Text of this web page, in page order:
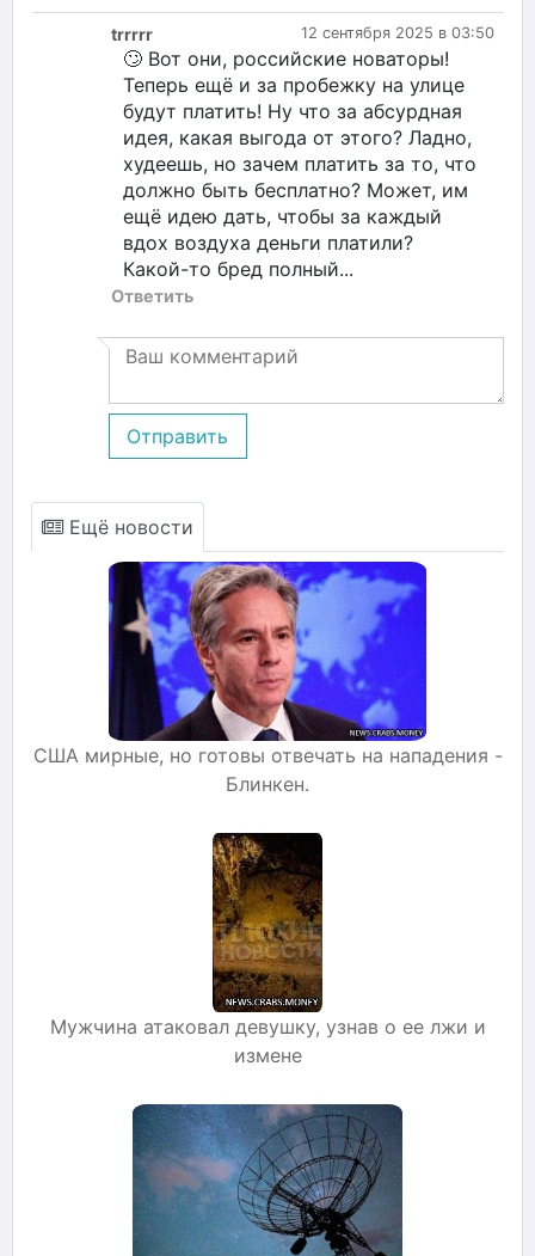
12 сентября 2025 в 03:50
trrrrr
🙄 Вот они, российские новаторы!
Теперь ещё и за пробежку на улице
будут платить! Ну что за абсурдная
идея, какая выгода от этого? Ладно,
худеешь, но зачем платить за то, что
должно быть бесплатно? Может, им
ещё идею дать, чтобы за каждый
вдох воздуха деньги платили?
Какой-то бред полный...
Ответить
Отправить
Ещё новости
США мирные, но готовы отвечать на нападения -
Блинкен.
Мужчина атаковал девушку, узнав о ее лжи и
измене